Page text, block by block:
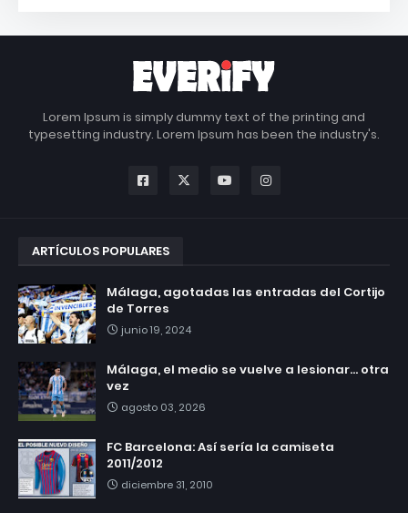
Lorem Ipsum is simply dummy text of the printing and
typesetting industry. Lorem Ipsum has been the industry's.
ARTÍCULOS POPULARES
Málaga, agotadas las entradas del Cortijo
de Torres
junio 19, 2024
Málaga, el medio se vuelve a lesionar... otra
vez
agosto 03, 2026
FC Barcelona: Así sería la camiseta
2011/2012
diciembre 31, 2010